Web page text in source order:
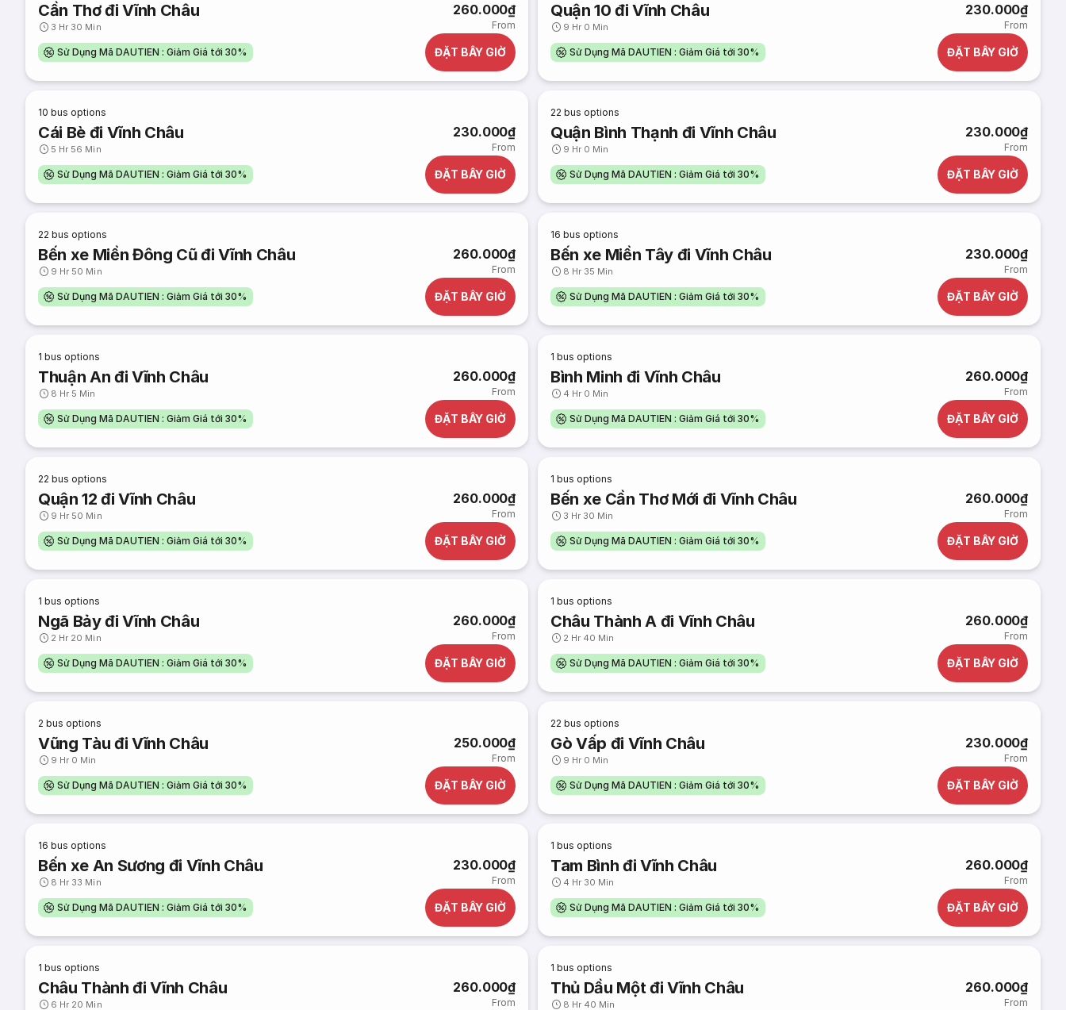
Cần Thơ đi Vĩnh Châu
3 Hr 30 Min
260.000₫
From
Sử Dụng Mã DAUTIEN : Giảm Giá tới 30% ĐẶT BÂY GIỜ
Quận 10 đi Vĩnh Châu
9 Hr 0 Min
230.000₫
From
Sử Dụng Mã DAUTIEN : Giảm Giá tới 30% ĐẶT BÂY GIỜ
10 bus options
Cái Bè đi Vĩnh Châu
5 Hr 56 Min
230.000₫
From
Sử Dụng Mã DAUTIEN : Giảm Giá tới 30% ĐẶT BÂY GIỜ
22 bus options
Quận Bình Thạnh đi Vĩnh Châu
9 Hr 0 Min
230.000₫
From
Sử Dụng Mã DAUTIEN : Giảm Giá tới 30% ĐẶT BÂY GIỜ
22 bus options
Bến xe Miền Đông Cũ đi Vĩnh Châu
9 Hr 50 Min
260.000₫
From
Sử Dụng Mã DAUTIEN : Giảm Giá tới 30% ĐẶT BÂY GIỜ
16 bus options
Bến xe Miền Tây đi Vĩnh Châu
8 Hr 35 Min
230.000₫
From
Sử Dụng Mã DAUTIEN : Giảm Giá tới 30% ĐẶT BÂY GIỜ
1 bus options
Thuận An đi Vĩnh Châu
8 Hr 5 Min
260.000₫
From
Sử Dụng Mã DAUTIEN : Giảm Giá tới 30% ĐẶT BÂY GIỜ
1 bus options
Bình Minh đi Vĩnh Châu
4 Hr 0 Min
260.000₫
From
Sử Dụng Mã DAUTIEN : Giảm Giá tới 30% ĐẶT BÂY GIỜ
22 bus options
Quận 12 đi Vĩnh Châu
9 Hr 50 Min
260.000₫
From
Sử Dụng Mã DAUTIEN : Giảm Giá tới 30% ĐẶT BÂY GIỜ
1 bus options
Bến xe Cần Thơ Mới đi Vĩnh Châu
3 Hr 30 Min
260.000₫
From
Sử Dụng Mã DAUTIEN : Giảm Giá tới 30% ĐẶT BÂY GIỜ
1 bus options
Ngã Bảy đi Vĩnh Châu
2 Hr 20 Min
260.000₫
From
Sử Dụng Mã DAUTIEN : Giảm Giá tới 30% ĐẶT BÂY GIỜ
1 bus options
Châu Thành A đi Vĩnh Châu
2 Hr 40 Min
260.000₫
From
Sử Dụng Mã DAUTIEN : Giảm Giá tới 30% ĐẶT BÂY GIỜ
2 bus options
Vũng Tàu đi Vĩnh Châu
9 Hr 0 Min
250.000₫
From
Sử Dụng Mã DAUTIEN : Giảm Giá tới 30% ĐẶT BÂY GIỜ
22 bus options
Gò Vấp đi Vĩnh Châu
9 Hr 0 Min
230.000₫
From
Sử Dụng Mã DAUTIEN : Giảm Giá tới 30% ĐẶT BÂY GIỜ
16 bus options
Bến xe An Sương đi Vĩnh Châu
8 Hr 33 Min
230.000₫
From
Sử Dụng Mã DAUTIEN : Giảm Giá tới 30% ĐẶT BÂY GIỜ
1 bus options
Tam Bình đi Vĩnh Châu
4 Hr 30 Min
260.000₫
From
Sử Dụng Mã DAUTIEN : Giảm Giá tới 30% ĐẶT BÂY GIỜ
1 bus options
Châu Thành đi Vĩnh Châu
6 Hr 20 Min
260.000₫
From
1 bus options
Thủ Dầu Một đi Vĩnh Châu
8 Hr 40 Min
260.000₫
From